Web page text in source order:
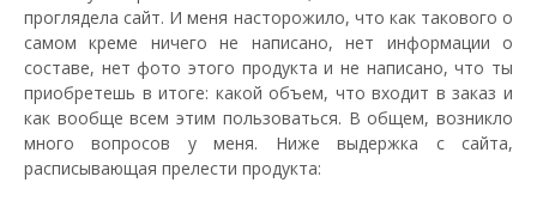
проглядела сайт. И меня насторожило, что как такового о
самом креме ничего не написано, нет информации о
составе, нет фото этого продукта и не написано, что ты
приобретешь в итоге: какой объем, что входит в заказ и
как вообще всем этим пользоваться. В общем, возникло
много вопросов у меня. Ниже выдержка с сайта,
расписывающая прелести продукта: